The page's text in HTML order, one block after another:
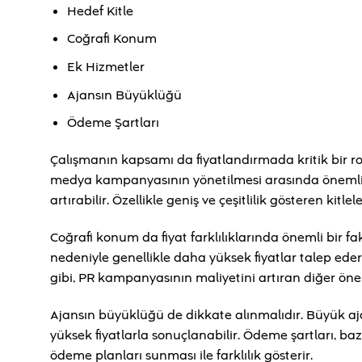
Hedef Kitle
Coğrafi Konum
Ek Hizmetler
Ajansın Büyüklüğü
Ödeme Şartları
Çalışmanın kapsamı da fiyatlandırmada kritik bir
medya kampanyasının yönetilmesi arasında
artırabilir. Özellikle geniş ve çeşitlilik gösteren
Coğrafi konum da fiyat farklılıklarında önemli bir
nedeniyle genellikle daha yüksek fiyatlar talep
gibi, PR kampanyasının maliyetini artıran diğer
Ajansın büyüklüğü de dikkate alınmalıdır. Büyük
yüksek fiyatlarla sonuçlanabilir. Ödeme şartları,
ödeme planları sunması ile farklılık gösterir.